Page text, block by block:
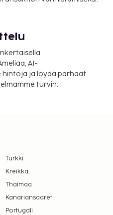
yö. Tätä veroa ei
maksut.
eivät
huoneissa.
huoneita, joiden
yhteyttä
ottamalla
AI-
ja löydä parhaat
turvin.
Turkki
Kreikka
Thaimaa
Kanariansaaret
Portugali